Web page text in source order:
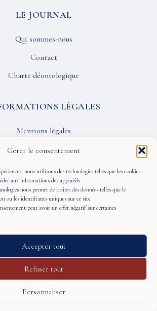
Gérer le consentement
nous utilisons des technologies telles que les cookies
aux informations des appareils.
nous permet de traiter des données telles que le
ou les identifiants uniques sur ce site.
peut avoir un effet négatif sur certaines
Accepter tout
Refuser tout
Personnaliser
LE JOURNAL
Qui sommes-nous
Contact
Charte déontologique
LÉGALES
Mentions légales
Confidentialité
CGU
SUIVEZ-NOUS
Portée de Vue — Tous droits réservés